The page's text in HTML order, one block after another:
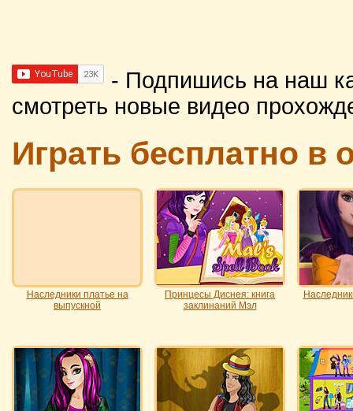
- Подпишись на наш
смотреть новые видео
Играть бесплатно в
Наследники платье на
выпускной
Принцесы Диснея: книга
заклинаний Мэл